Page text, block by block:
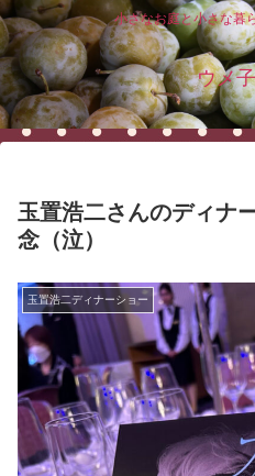
小さなお庭と小さな暮
ウメ
玉置浩二さんのディナ
念（泣）
玉置浩二ディナーショー